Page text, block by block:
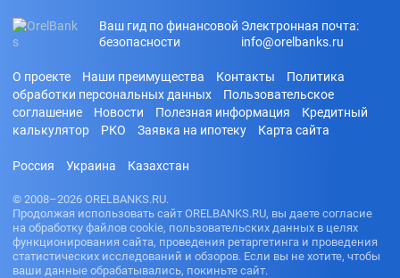
Ваш гид по финансовой
безопасности
Электронная почта:
info@orelbanks.ru
О проекте Наши преимущества Контакты
Политика
обработки персональных данных
Пользовательское
соглашение
Новости Полезная информация
Кредитный
калькулятор
РКО Заявка на ипотеку Карта сайта
Россия Украина Казахстан
© 2008–2026 ORELBANKS.RU.
Продолжая использовать сайт ORELBANKS.RU, вы даете согласие
на обработку файлов cookie, пользовательских данных в целях
функционирования сайта, проведения ретаргетинга и проведения
статистических исследований и обзоров. Если вы не хотите, чтобы
ваши данные обрабатывались, покиньте сайт.